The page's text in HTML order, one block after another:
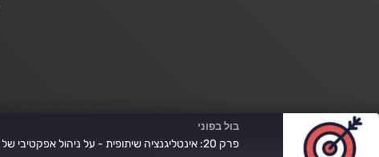
בול בפוני
פרק 20: אינטליגנציה שיתופית - על ניהול אפקטיבי של שותפויות, ממשקים ושיתופי פעולה, עם עמרי גפן